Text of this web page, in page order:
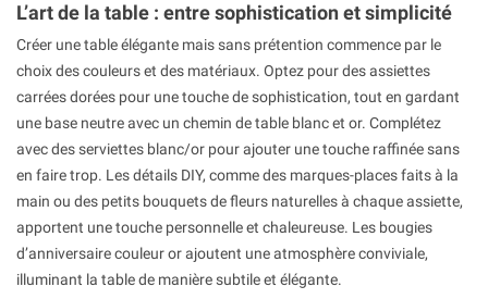
L’art de la table : entre sophistication et simplicité
Créer une table élégante mais sans prétention commence par le
choix des couleurs et des matériaux. Optez pour des assiettes
carrées dorées pour une touche de sophistication, tout en gardant
une base neutre avec un chemin de table blanc et or. Complétez
avec des serviettes blanc/or pour ajouter une touche raffinée sans
en faire trop. Les détails DIY, comme des marques-places faits à la
main ou des petits bouquets de fleurs naturelles à chaque assiette,
apportent une touche personnelle et chaleureuse. Les bougies
d’anniversaire couleur or ajoutent une atmosphère conviviale,
illuminant la table de manière subtile et élégante.